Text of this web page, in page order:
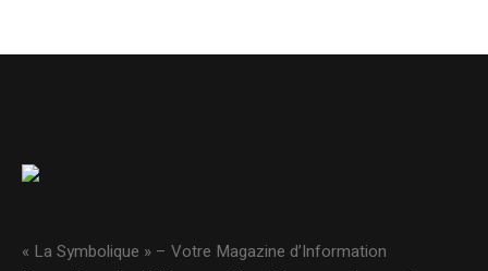
« La Symbolique » – Votre Magazine d’Information